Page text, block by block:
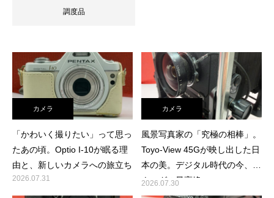
調度品
カメラ
「かわいく撮りたい」って思っ
たあの頃。Optio I-10が眠る理
由と、新しいカメラへの旅立ち
2026.07.31
カメラ
風景写真家の「究極の相棒」。
Toyo-View 45Gが映し出した日
本の美。デジタル時代の今、ア
ナログの最高峰へ
2026.07.30